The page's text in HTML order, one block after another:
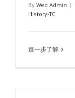
By Wed Admin |
History-TC
進一步了解